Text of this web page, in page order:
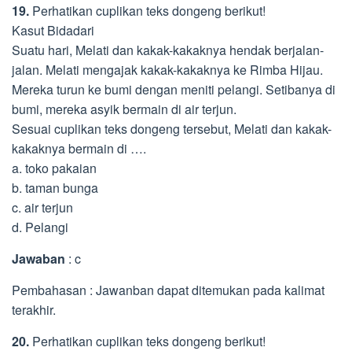
19. Perhatikan cuplikan teks dongeng berikut!
Kasut Bidadari
Suatu hari, Melati dan kakak-kakaknya hendak berjalan-
jalan. Melati mengajak kakak-kakaknya ke Rimba Hijau.
Mereka turun ke bumi dengan meniti pelangi. Setibanya di
bumi, mereka asyik bermain di air terjun.
Sesuai cuplikan teks dongeng tersebut, Melati dan kakak-
kakaknya bermain di ….
a. toko pakaian
b. taman bunga
c. air terjun
d. Pelangi
Jawaban : c
Pembahasan : Jawanban dapat ditemukan pada kalimat
terakhir.
20. Perhatikan cuplikan teks dongeng berikut!